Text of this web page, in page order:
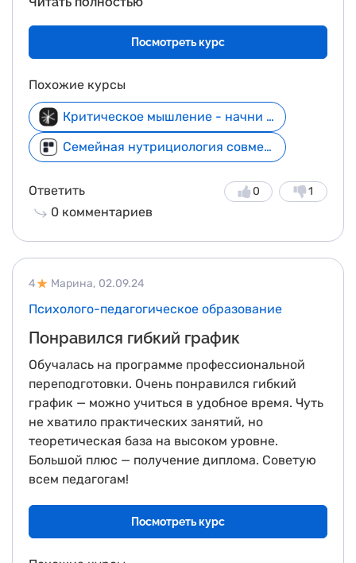
Посмотреть курс
Похожие курсы
Критическое мышление - начни бесплатно
Семейная нутрициология совместно с МГМУ им. И. М. Сеченова
Ответить
0 комментариев
1
0
4 02.09.24
Марина,
Психолого-педагогическое образование
Понравился гибкий график
Обучалась на программе профессиональной
переподготовки. Очень понравился гибкий
график — можно учиться в удобное время. Чуть
не хватило практических занятий, но
теоретическая база на высоком уровне.
Большой плюс — получение диплома. Советую
всем педагогам!
Посмотреть курс